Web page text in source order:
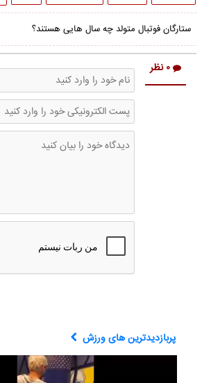
ستارگان فوتبال متولد چه سال هایی هستند؟
۰ نظر
پربازدیدترین های ورزش